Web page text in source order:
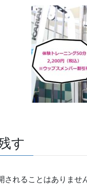
す
されることはありませ